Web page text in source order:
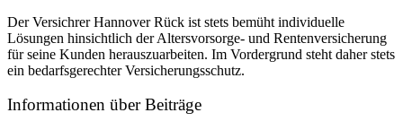
Der Versichrer Hannover Rück ist stets bemüht individuelle
Lösungen hinsichtlich der Altersvorsorge- und Rentenversicherung
für seine Kunden herauszuarbeiten. Im Vordergrund steht daher stets
ein bedarfsgerechter Versicherungsschutz.
Informationen über Beiträge